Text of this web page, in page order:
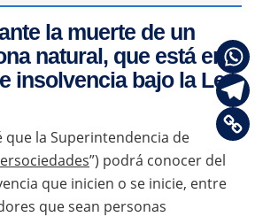
la muerte de un
natural, que está en
insolvencia bajo la Ley
que la Superintendencia de
”) podrá conocer del
que inicien o se inicie, entre
que sean personas